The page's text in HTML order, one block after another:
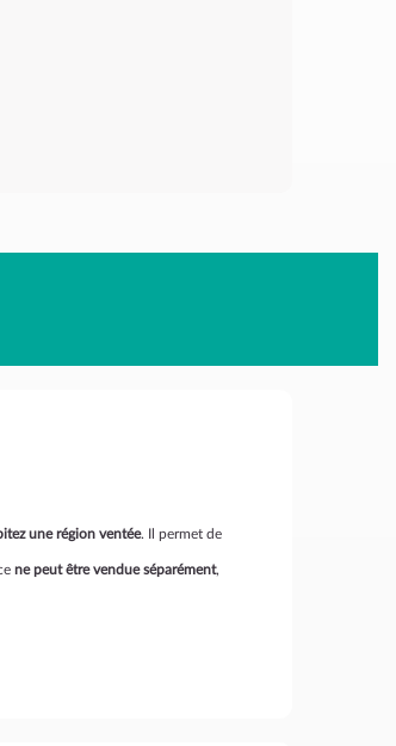
une région ventée. Il permet de
ne peut être vendue séparément,